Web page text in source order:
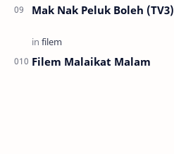
Mak Nak Peluk Boleh (TV3)
Filem Malaikat Malam